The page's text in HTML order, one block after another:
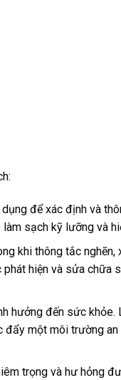
để xác định và
sạch kỹ lưỡng và
khi thông tắc nghẽn,
hiện và sửa chữa
hưởng đến sức khỏe.
đẩy một môi trường an
trọng và hư hỏng